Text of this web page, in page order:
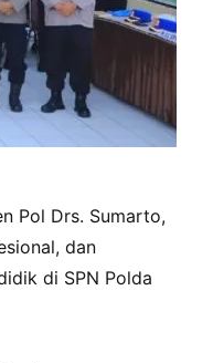
Pol Drs. Sumarto,
dan
di SPN Polda